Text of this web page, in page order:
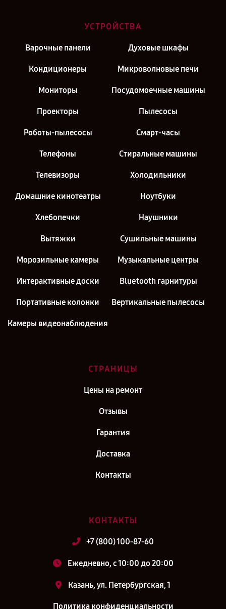
УСТРОЙСТВА
Варочные панели Духовые шкафы
Кондиционеры Микроволновые печи
Мониторы Посудомоечные машины
Проекторы Пылесосы
Роботы-пылесосы Смарт-часы
Телефоны Стиральные машины
Телевизоры Холодильники
Домашние кинотеатры Ноутбуки
Хлебопечки Наушники
Вытяжки Сушильные машины
Морозильные камеры Музыкальные центры
Интерактивные доски Bluetooth гарнитуры
Портативные колонки Вертикальные пылесосы
Камеры видеонаблюдения
СТРАНИЦЫ
Цены на ремонт
Отзывы
Гарантия
Доставка
Контакты
КОНТАКТЫ
+7 (800) 100-87-60
Ежедневно, с 10:00 до 20:00
Казань, ул. Петербургская, 1
Политика конфиденциальности